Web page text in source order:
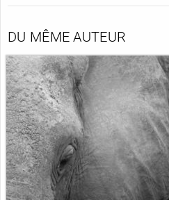
DU MÊME AUTEUR